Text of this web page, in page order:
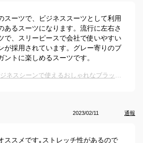
スーツで、ビジネススーツとして利用
あるスーツになります。流行に左右さ
で、スリーピースで会社で使いやすい
が採用されています。グレー寄りのブ
ントに楽しめるスーツです。
メンズスーツ黒｜ビジネスシーンで使えるおしゃれなブラックスーツのおすすめは？
2023/02/11 通報
ススメです｡ストレッチ性があるので